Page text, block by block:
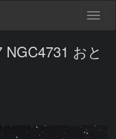
NGC4731 おと